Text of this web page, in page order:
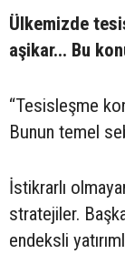
Ülkemizde
aşikar... Bu
“Tesisleşme
Bunun temel
İstikrarlı
stratejiler.
endeksli